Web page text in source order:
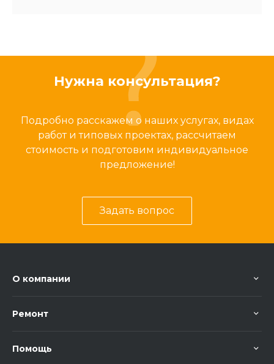
Нужна консультация?
Подробно расскажем о наших услугах, видах
работ и типовых проектах, рассчитаем
стоимость и подготовим индивидуальное
предложение!
Задать вопрос
О компании
Ремонт
Помощь